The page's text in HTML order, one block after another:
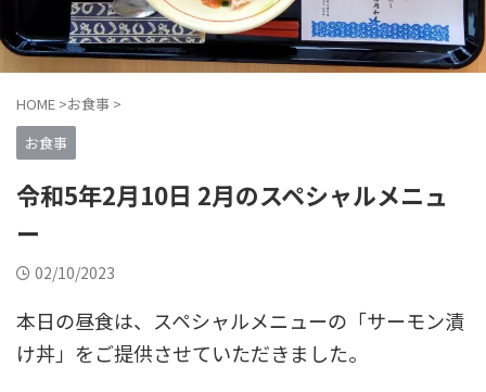
HOME >お食事 >
お食事
令和5年2月10日 2月のスペシャルメニュ
ー
02/10/2023
本日の昼食は、スペシャルメニューの「サーモン漬
け丼」をご提供させていただきました。